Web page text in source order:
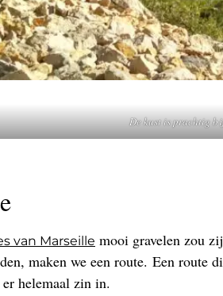
De kust is prachtig
van Marseille mooi gravelen zou
maken we een route. Een route
helemaal zin in.